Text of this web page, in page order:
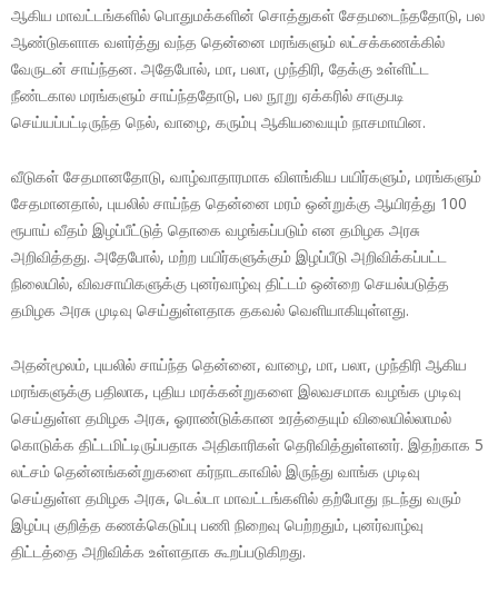
ஆகிய மாவட்டங்களில் பொதுமக்களின் சொத்துகள் சேதமடைந்ததோடு, பல
ஆண்டுகளாக வளர்த்து வந்த தென்னை மரங்களும் லட்சக்கணக்கில்
வேருடன் சாய்ந்தன. அதேபோல், மா, பலா, முந்திரி, தேக்கு உள்ளிட்ட
நீண்டகால மரங்களும் சாய்ந்ததோடு, பல நூறு ஏக்கரில் சாகுபடி
செய்யப்பட்டிருந்த நெல், வாழை, கரும்பு ஆகியவையும் நாசமாயின.
வீடுகள் சேதமானதோடு, வாழ்வாதாரமாக விளங்கிய பயிர்களும், மரங்களும்
சேதமானதால், புயலில் சாய்ந்த தென்னை மரம் ஒன்றுக்கு ஆயிரத்து 100
ரூபாய் வீதம் இழப்பீட்டுத் தொகை வழங்கப்படும் என தமிழக அரசு
அறிவித்தது. அதேபோல், மற்ற பயிர்களுக்கும் இழப்பீடு அறிவிக்கப்பட்ட
நிலையில், விவசாயிகளுக்கு புனர்வாழ்வு திட்டம் ஒன்றை செயல்படுத்த
தமிழக அரசு முடிவு செய்துள்ளதாக தகவல் வெளியாகியுள்ளது.
அதன்மூலம், புயலில் சாய்ந்த தென்னை, வாழை, மா, பலா, முந்திரி ஆகிய
மரங்களுக்கு பதிலாக, புதிய மரக்கன்றுகளை இலவசமாக வழங்க முடிவு
செய்துள்ள தமிழக அரசு, ஓராண்டுக்கான உரத்தையும் விலையில்லாமல்
கொடுக்க திட்டமிட்டிருப்பதாக அதிகாரிகள் தெரிவித்துள்ளனர். இதற்காக 5
லட்சம் தென்னங்கன்றுகளை கர்நாடகாவில் இருந்து வாங்க முடிவு
செய்துள்ள தமிழக அரசு, டெல்டா மாவட்டங்களில் தற்போது நடந்து வரும்
இழப்பு குறித்த கணக்கெடுப்பு பணி நிறைவு பெற்றதும், புனர்வாழ்வு
திட்டத்தை அறிவிக்க உள்ளதாக கூறப்படுகிறது.